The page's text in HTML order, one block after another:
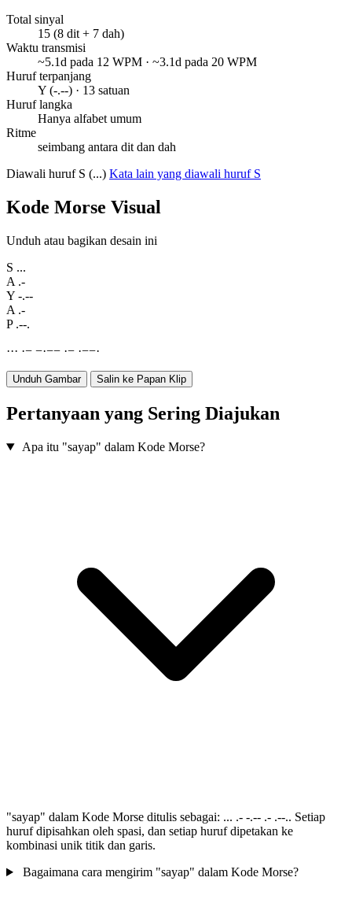
Total sinyal
15 (8 dit + 7 dah)
Waktu transmisi
~5.1d pada 12 WPM · ~3.1d pada 20 WPM
Huruf terpanjang
Y (-.--) · 13 satuan
Huruf langka
Hanya alfabet umum
Ritme
seimbang antara dit dan dah
Diawali huruf S (...) Kata lain yang diawali huruf S
Kode Morse Visual
Unduh atau bagikan desain ini
S ...
A .-
Y -.--
A .-
P .--.
··· ·− −·−− ·− ·−−·
Unduh Gambar Salin ke Papan Klip
Pertanyaan yang Sering Diajukan
Apa itu "sayap" dalam Kode Morse?
"sayap" dalam Kode Morse ditulis sebagai: ... .- -.-- .- .--.. Setiap
huruf dipisahkan oleh spasi, dan setiap huruf dipetakan ke
kombinasi unik titik dan garis.
Bagaimana cara mengirim "sayap" dalam Kode Morse?